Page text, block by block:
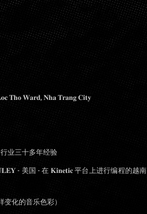
𝐓𝐡𝐨 𝐖𝐚𝐫𝐝, 𝐍𝐡𝐚 𝐓𝐫𝐚𝐧𝐠 𝐂𝐢𝐭𝐲
行业三十多年经验
- 美国 - 在 𝐊𝐢𝐧𝐞𝐭𝐢𝐜 平台上进行编程的越南
化的音乐色彩）